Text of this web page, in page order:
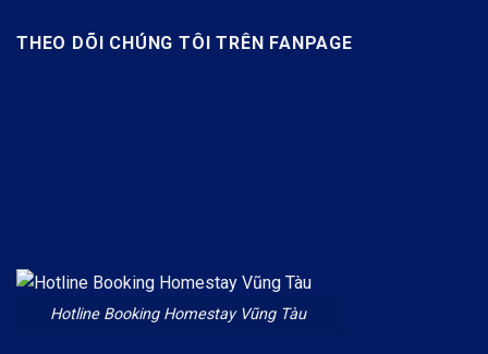
THEO DÕI CHÚNG TÔI TRÊN FANPAGE
Hotline Booking Homestay Vũng Tàu